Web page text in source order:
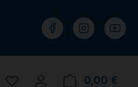
Du hast 0 Produkte auf
0,00 €